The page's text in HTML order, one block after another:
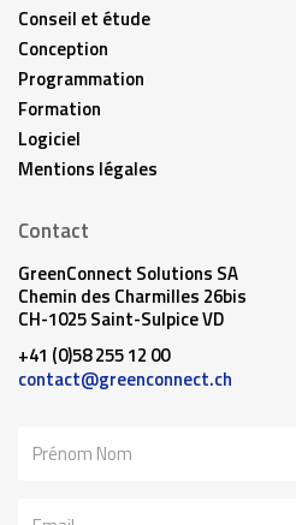
Conseil et étude
Conception
Programmation
Formation
Logiciel
Mentions légales
Contact
GreenConnect Solutions SA
Chemin des Charmilles 26bis
CH-1025 Saint-Sulpice VD
+41 (0)58 255 12 00
contact@greenconnect.ch